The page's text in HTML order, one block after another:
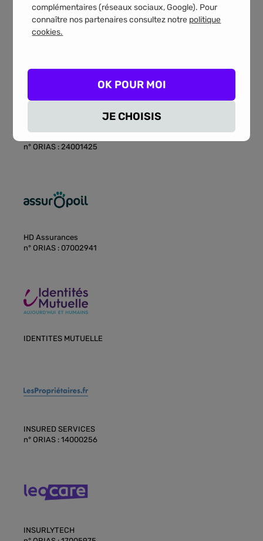
n° ORIAS : 07005053
GROUPE VILAVI
n° ORIAS : 24001425
HD Assurances
n° ORIAS : 07002941
IDENTITES MUTUELLE
INSURED SERVICES
n° ORIAS : 14000256
INSURLYTECH
complémentaires (réseaux sociaux, Google). Pour
connaître nos partenaires consultez notre politique
cookies.
JE CHOISIS
OK POUR MOI